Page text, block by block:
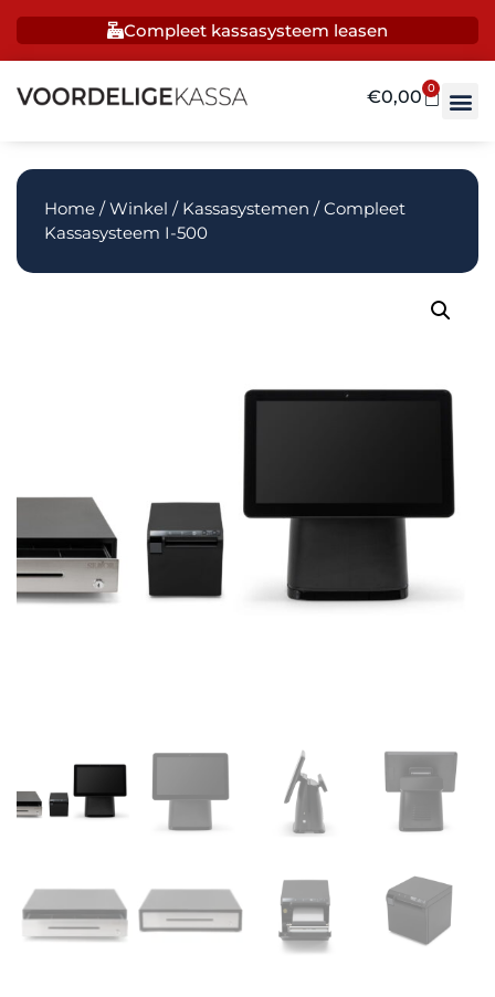
Compleet kassasysteem leasen
€0,00 0
Home /Winkel / Kassasystemen / Compleet
Kassasysteem I-500